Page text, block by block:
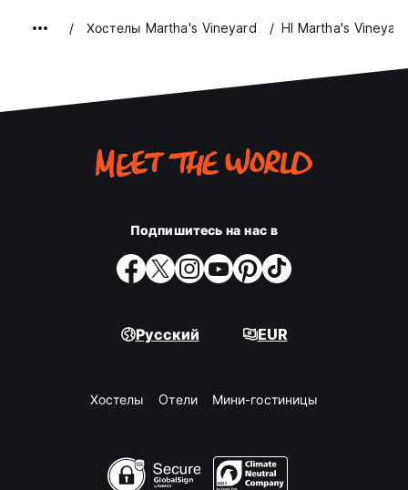
Хостелы Martha's Vineyard HI Martha's Vineyard
Подпишитесь на нас в
Русский EUR
Хостелы Oтели Мини-гостиницы